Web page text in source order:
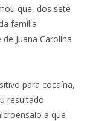
que, dos sete
família
Juana Carolina
para cocaína,
resultado
a que